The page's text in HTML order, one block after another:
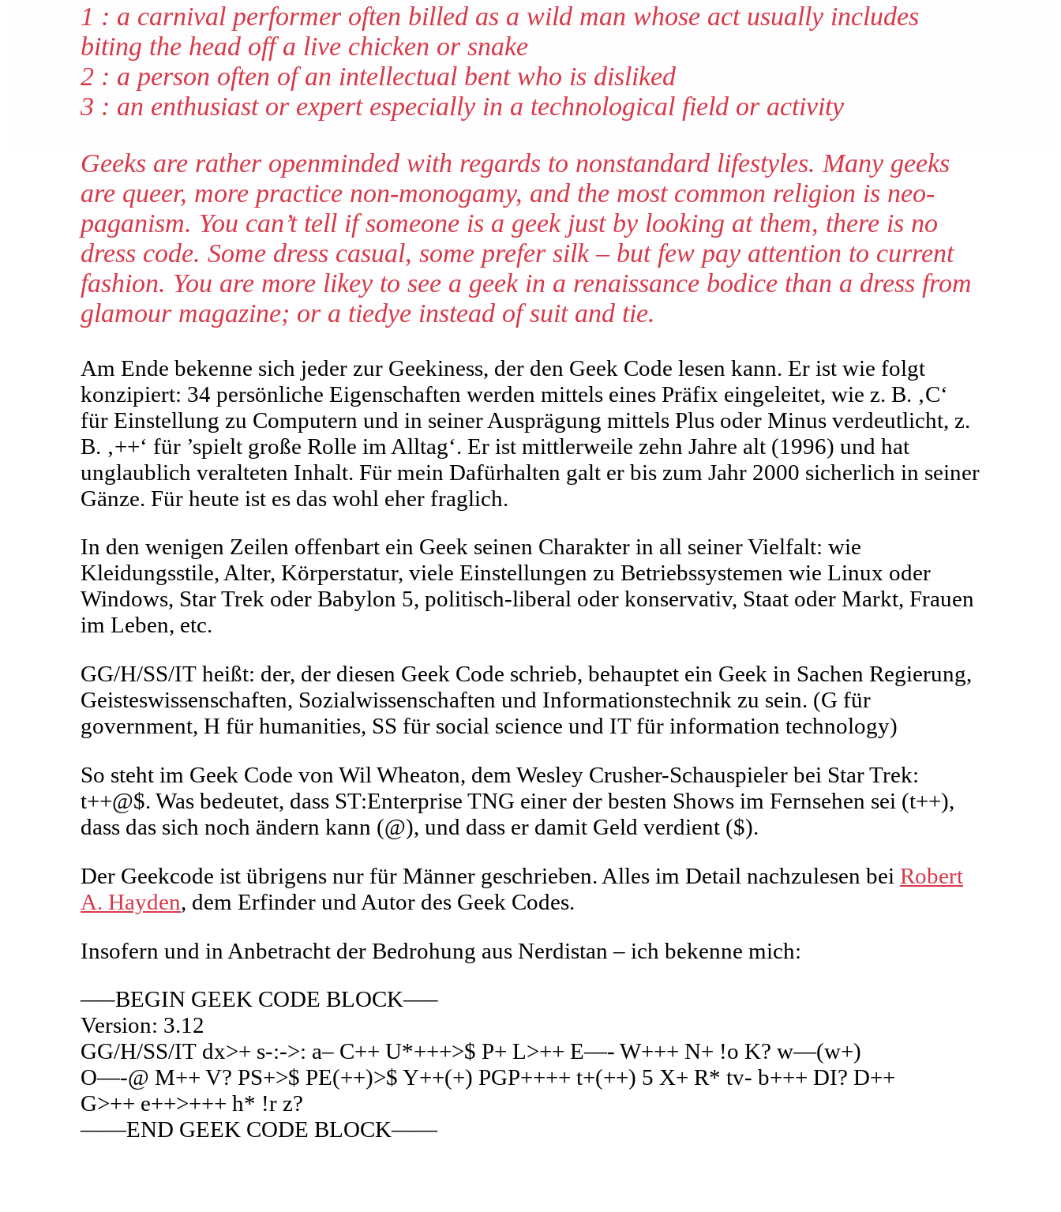
1 : a carnival performer often billed as a wild man whose act usually includes
biting the head off a live chicken or snake
2 : a person often of an intellectual bent who is disliked
3 : an enthusiast or expert especially in a technological field or activity
Geeks are rather openminded with regards to nonstandard lifestyles. Many geeks
are queer, more practice non-monogamy, and the most common religion is neo-
paganism. You can’t tell if someone is a geek just by looking at them, there is no
dress code. Some dress casual, some prefer silk – but few pay attention to current
fashion. You are more likey to see a geek in a renaissance bodice than a dress from
glamour magazine; or a tiedye instead of suit and tie.
Am Ende bekenne sich jeder zur Geekiness, der den Geek Code lesen kann. Er ist wie folgt
konzipiert: 34 persönliche Eigenschaften werden mittels eines Präfix eingeleitet, wie z. B. ‚C‘
für Einstellung zu Computern und in seiner Ausprägung mittels Plus oder Minus verdeutlicht, z.
B. ‚++‘ für ’spielt große Rolle im Alltag‘. Er ist mittlerweile zehn Jahre alt (1996) und hat
unglaublich veralteten Inhalt. Für mein Dafürhalten galt er bis zum Jahr 2000 sicherlich in seiner
Gänze. Für heute ist es das wohl eher fraglich.
In den wenigen Zeilen offenbart ein Geek seinen Charakter in all seiner Vielfalt: wie
Kleidungsstile, Alter, Körperstatur, viele Einstellungen zu Betriebssystemen wie Linux oder
Windows, Star Trek oder Babylon 5, politisch-liberal oder konservativ, Staat oder Markt, Frauen
im Leben, etc.
GG/H/SS/IT heißt: der, der diesen Geek Code schrieb, behauptet ein Geek in Sachen Regierung,
Geisteswissenschaften, Sozialwissenschaften und Informationstechnik zu sein. (G für
government, H für humanities, SS für social science und IT für information technology)
So steht im Geek Code von Wil Wheaton, dem Wesley Crusher-Schauspieler bei Star Trek:
t++@$. Was bedeutet, dass ST:Enterprise TNG einer der besten Shows im Fernsehen sei (t++),
dass das sich noch ändern kann (@), und dass er damit Geld verdient ($).
Der Geekcode ist übrigens nur für Männer geschrieben. Alles im Detail nachzulesen bei Robert
A. Hayden, dem Erfinder und Autor des Geek Codes.
Insofern und in Anbetracht der Bedrohung aus Nerdistan – ich bekenne mich:
—–BEGIN GEEK CODE BLOCK—–
Version: 3.12
GG/H/SS/IT dx>+ s-:->: a– C++ U*+++>$ P+ L>++ E—- W+++ N+ !o K? w—(w+)
O—-@ M++ V? PS+>$ PE(++)>$ Y++(+) PGP++++ t+(++) 5 X+ R* tv- b+++ DI? D++
G>++ e++>+++ h* !r z?
——END GEEK CODE BLOCK——